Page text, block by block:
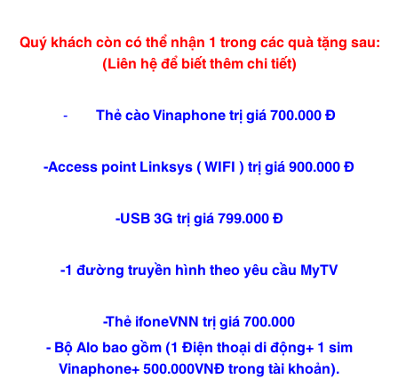
Quý khách còn có thể nhận 1 trong các quà tặng sau:
(Liên hệ để biết thêm chi tiết)
- Thẻ cào Vinaphone trị giá 700.000 Đ
-Access point Linksys ( WIFI ) trị giá 900.000 Đ
-USB 3G trị giá 799.000 Đ
-1 đường truyền hình theo yêu cầu MyTV
-Thẻ ifoneVNN trị giá 700.000
- Bộ Alo bao gồm (1 Điện thoại di động+ 1 sim
Vinaphone+ 500.000VNĐ trong tài khoản).